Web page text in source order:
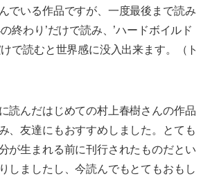
でいる作品ですが、一度最後まで読み
終わり’だけで読み、’ハードボイルド
で読むと世界感に没入出来ます。（ト
読んだはじめての村上春樹さんの作品
、友達にもおすすめしました。とても
が生まれる前に刊行されたものだとい
しましたし、今読んでもとてもおもし